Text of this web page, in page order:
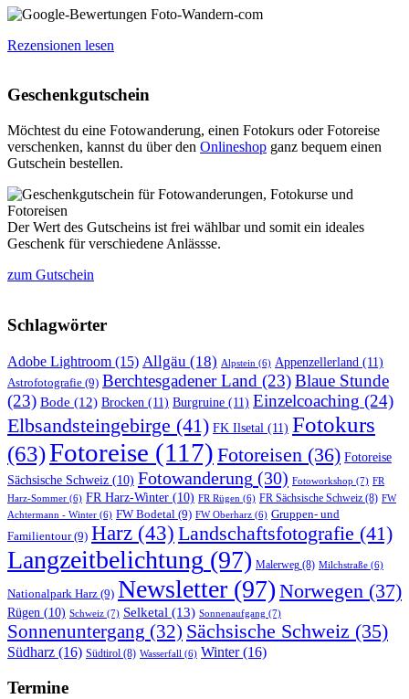
Rezensionen lesen
Geschenkgutschein
Möchtest du eine Fotowanderung, einen Fotokurs oder Fotoreise
verschenken, kannst du über den Onlineshop ganz bequem einen
Gutschein bestellen.
Der Wert des Gutscheins ist frei wählbar und somit ein ideales
Geschenk für verschiedene Anlässse.
zum Gutschein
Schlagwörter
Adobe Lightroom (15) Allgäu (18) Alpstein (6) Appenzellerland (11)
Astrofotografie (9) Berchtesgadener Land (23)Blaue Stunde
(23) Bode (12) Brocken (11) Burgruine (11) Einzelcoaching (24)
Elbsandsteingebirge (41) FK Ilsetal (11) Fotokurs
(63)Fotoreise (117) Fotoreisen (36) Fotoreise
Sächsische Schweiz (10) Fotowanderung (30) Fotoworkshop (7) FR
Harz-Sommer (6) FR Harz-Winter (10) FR Rügen (6) FR Sächsische Schweiz (8) FW
Achtermann - Winter (6) FW Bodetal (9) FW Oberharz (6) Gruppen- und
Familientour(9) Harz (43) Landschaftsfotografie (41)
Langzeitbelichtung (97) Malerweg (8) Milchstraße (6)
Nationalpark Harz (9) Newsletter (97) Norwegen (37)
Rügen (10) Schweiz (7) Selketal (13) Sonnenaufgang (7)
Sonnenuntergang (32) Sächsische Schweiz (35)
Südharz (16) Südtirol (8) Wasserfall (6) Winter(16)
Termine